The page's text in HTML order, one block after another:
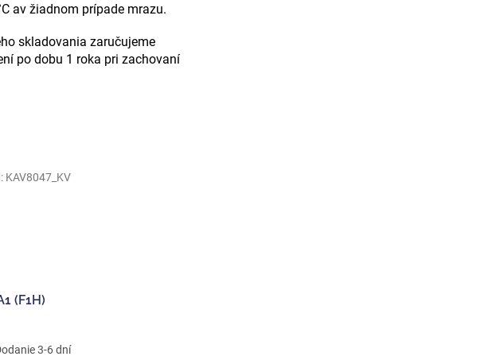
av žiadnom prípade mrazu.
skladovania zaručujeme
po dobu 1 roka pri zachovaní
(F1H)
3-6 dní
KAV8047_KV